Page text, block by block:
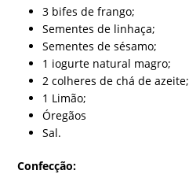
3 bifes de frango;
Sementes de linhaça;
Sementes de sésamo;
1 iogurte natural magro;
2 colheres de chá de azeite;
1 Limão;
Óregãos
Sal.
Confecção: